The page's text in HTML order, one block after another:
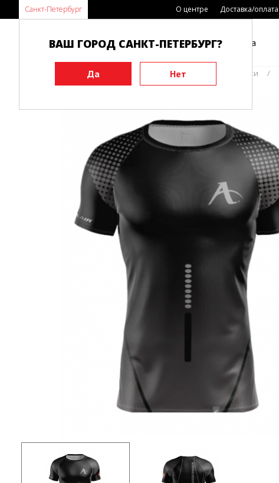
Санкт-Петербург О центре Доставка/оплата
Каталог Виды спорта
ВАШ ГОРОД САНКТ-ПЕТЕРБУРГ?
Одежда Футболки, толстовки Футболки